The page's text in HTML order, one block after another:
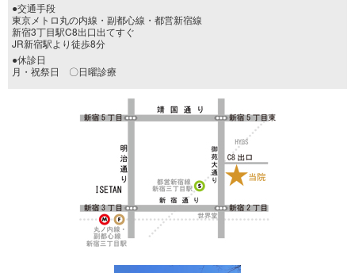
●交通手段
東京メトロ丸の内線・副都心線・都営新宿線
新宿3丁目駅C8出口出てすぐ
JR新宿駅より徒歩8分
●休診日
月・祝祭日 〇日曜診療